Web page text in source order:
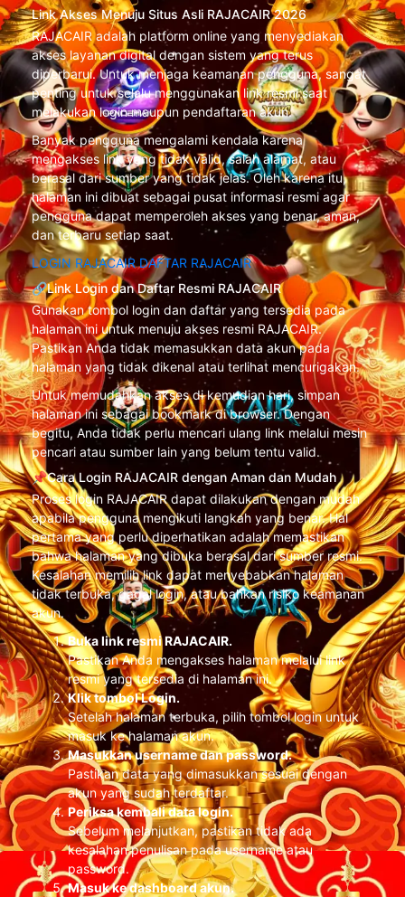
Link Akses Menuju Situs Asli RAJACAIR 2026
RAJACAIR adalah platform online yang menyediakan
akses layanan digital dengan sistem yang terus
diperbarui. Untuk menjaga keamanan pengguna, sangat
penting untuk selalu menggunakan link resmi saat
melakukan login maupun pendaftaran akun.
Banyak pengguna mengalami kendala karena
mengakses link yang tidak valid, salah alamat, atau
berasal dari sumber yang tidak jelas. Oleh karena itu,
halaman ini dibuat sebagai pusat informasi resmi agar
pengguna dapat memperoleh akses yang benar, aman,
dan terbaru setiap saat.
LOGIN RAJACAIR DAFTAR RAJACAIR
🔗Link Login dan Daftar Resmi RAJACAIR
Gunakan tombol login dan daftar yang tersedia pada
halaman ini untuk menuju akses resmi RAJACAIR.
Pastikan Anda tidak memasukkan data akun pada
halaman yang tidak dikenal atau terlihat mencurigakan.
Untuk memudahkan akses di kemudian hari, simpan
halaman ini sebagai bookmark di browser. Dengan
begitu, Anda tidak perlu mencari ulang link melalui mesin
pencari atau sumber lain yang belum tentu valid.
📌Cara Login RAJACAIR dengan Aman dan Mudah
Proses login RAJACAIR dapat dilakukan dengan mudah
apabila pengguna mengikuti langkah yang benar. Hal
pertama yang perlu diperhatikan adalah memastikan
bahwa halaman yang dibuka berasal dari sumber resmi.
Kesalahan memilih link dapat menyebabkan halaman
tidak terbuka, gagal login, atau bahkan risiko keamanan
akun.
Buka link resmi RAJACAIR.
Pastikan Anda mengakses halaman melalui link
resmi yang tersedia di halaman ini.
Klik tombol Login.
Setelah halaman terbuka, pilih tombol login untuk
masuk ke halaman akun.
Masukkan username dan password.
Pastikan data yang dimasukkan sesuai dengan
akun yang sudah terdaftar.
Periksa kembali data login.
Sebelum melanjutkan, pastikan tidak ada
kesalahan penulisan pada username atau
password.
Masuk ke dashboard akun.